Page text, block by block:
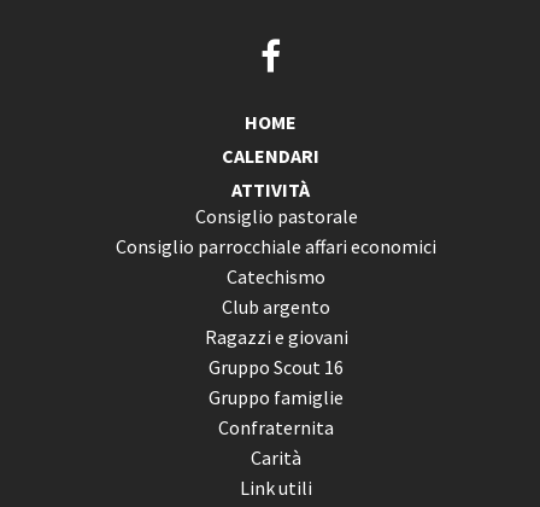
HOME
CALENDARI
ATTIVITÀ
Consiglio pastorale
Consiglio parrocchiale affari economici
Catechismo
Club argento
Ragazzi e giovani
Gruppo Scout 16
Gruppo famiglie
Confraternita
Carità
Link utili